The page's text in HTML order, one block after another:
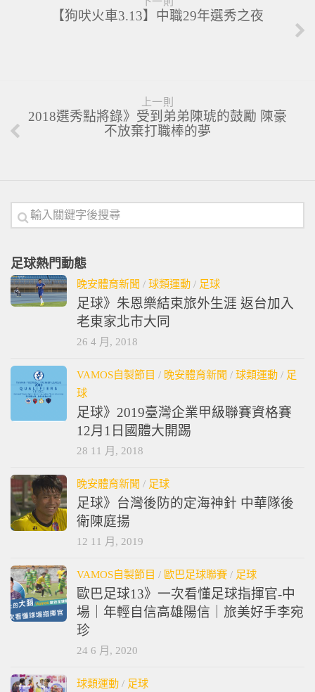
【狗吠火車3.13】中職29年選秀之夜
上一則
2018選秀點將錄》受到弟弟陳琥的鼓勵 陳豪
不放棄打職棒的夢
足球熱門動態
晚安體育新聞 / 球類運動 / 足球
足球》朱恩樂結束旅外生涯 返台加入
老東家北市大同
26 4 月, 2018
VAMOS自製節目 / 晚安體育新聞 / 球類運動 / 足
球
足球》2019臺灣企業甲級聯賽資格賽
12月1日國體大開踢
28 11 月, 2018
晚安體育新聞 / 足球
足球》台灣後防的定海神針 中華隊後
衛陳庭揚
12 11 月, 2019
VAMOS自製節目 / 歐巴足球聯賽 / 足球
歐巴足球13》一次看懂足球指揮官-中
場｜年輕自信高雄陽信｜旅美好手李宛
珍
24 6 月, 2020
球類運動 / 足球